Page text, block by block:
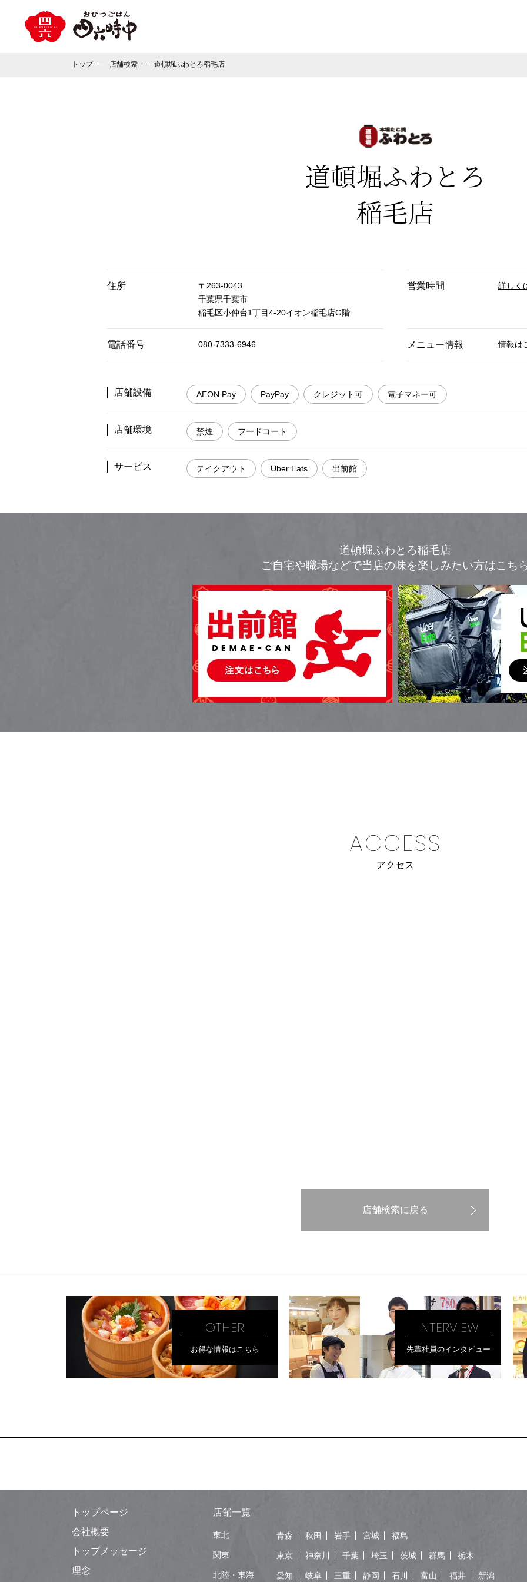
トップ 店舗検索 道頓堀ふわとろ稲毛店
道頓堀ふわとろ
稲毛店
住所
〒263-0043
千葉県千葉市
稲毛区小仲台1丁目4-20イオン稲毛店G階
営業時間 詳しく
電話番号 080-7333-6946 メニュー情報 情報は
店舗設備 AEON Pay PayPay クレジット可 電子マネー可
店舗環境 禁煙 フードコート
サービス テイクアウト Uber Eats 出前館
道頓堀ふわとろ稲毛店
ご自宅や職場などで当店の味を楽しみたい方はこち
ACCESS
アクセス
店舗検索に戻る
OTHER
お得な情報はこちら
INTERVIEW
先輩社員のインタビュー
トップページ
会社概要
トップメッセージ
理念
店舗一覧
東北 青森 秋田 岩手 宮城 福島
関東 東京 神奈川 千葉 埼玉 茨城 群馬 栃木
北陸・東海 愛知 岐阜 三重 静岡 石川 富山 福井 新潟